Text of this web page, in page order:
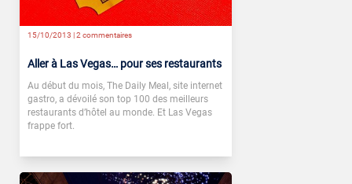
15/10/2013 |2 commentaires
Aller à Las Vegas… pour ses restaurants
Au début du mois, The Daily Meal, site internet
gastro, a dévoilé son top 100 des meilleurs
restaurants d’hôtel au monde. Et Las Vegas
frappe fort.